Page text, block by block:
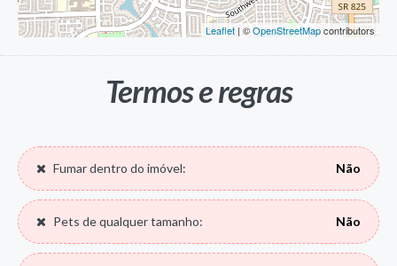
Leaflet | ©OpenStreetMapcontributors
Termos e regras
Fumar dentro do imóvel: Não
Pets de qualquer tamanho: Não